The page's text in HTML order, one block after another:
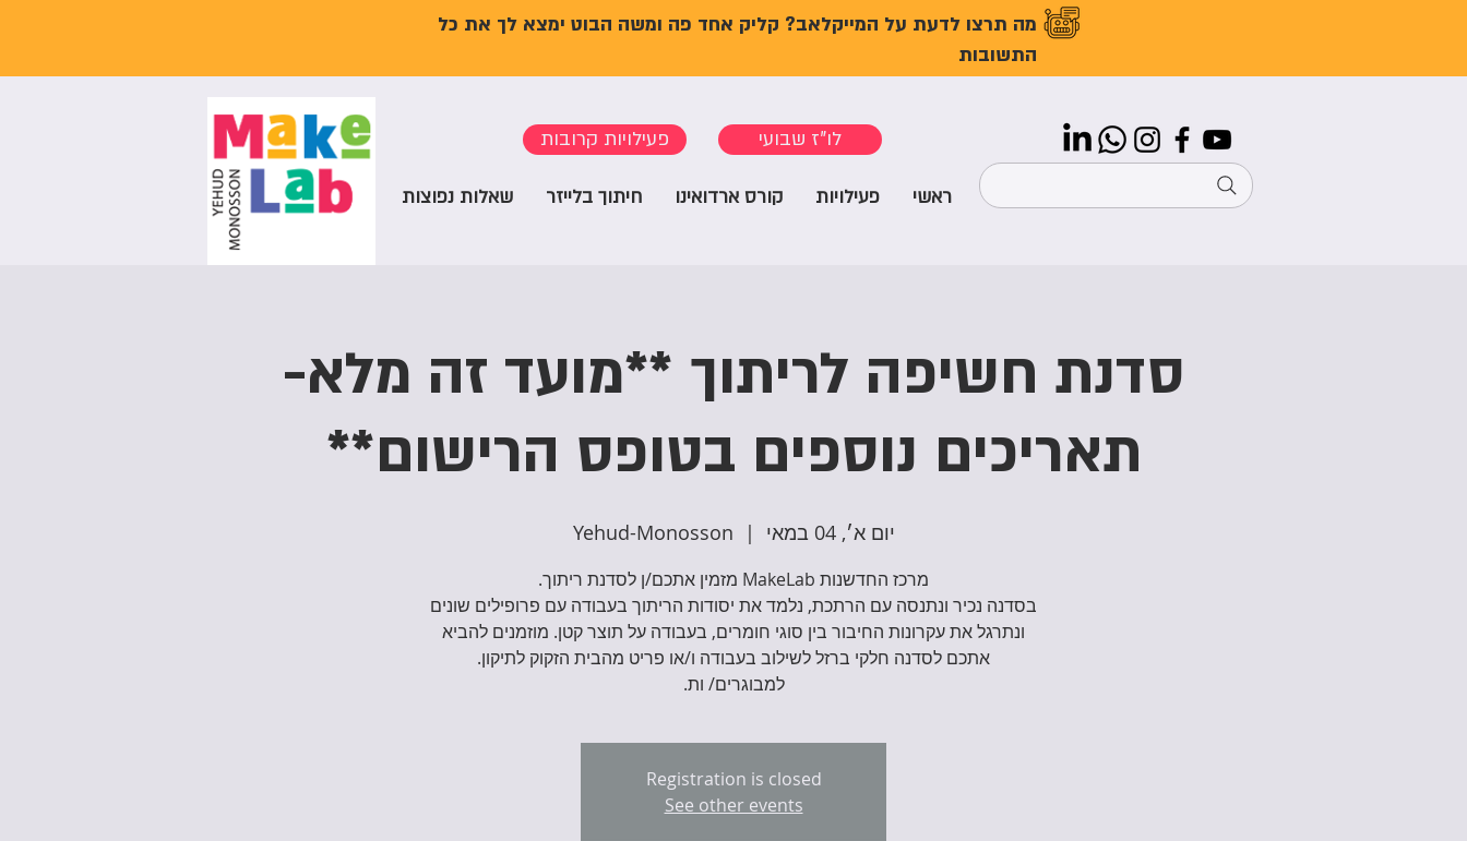
מה תרצו לדעת על המייקלאב? קליק אחד פה ומשה הבוט ימצא לך את כל
התשובות
פעילויות קרובות לו"ז שבועי
ראשי פעילויות קורס ארדואינו חיתוך בלייזר שאלות נפוצות
סדנת חשיפה לריתוך **מועד זה מלא-
תאריכים נוספים בטופס הרישום**
יום א׳, 04 במאי
  |
Yehud-Monosson
בסדנה נכיר ונתנסה עם הרתכת, נלמד את יסודות הריתוך בעבודה עם פרופילים שונים
ונתרגל את עקרונות החיבור בין סוגי חומרים, בעבודה על תוצר קטן. מוזמנים להביא
למבוגרים/ ות.
Registration is closed
See other events